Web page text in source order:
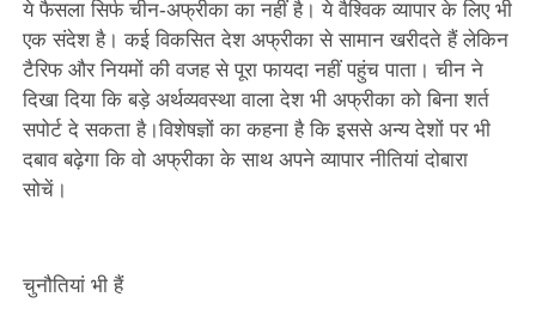
ये फैसला सिर्फ चीन-अफ्रीका का नहीं है। ये वैश्विक व्यापार के लिए भी
एक संदेश है। कई विकसित देश अफ्रीका से सामान खरीदते हैं लेकिन
टैरिफ और नियमों की वजह से पूरा फायदा नहीं पहुंच पाता। चीन ने
दिखा दिया कि बड़े अर्थव्यवस्था वाला देश भी अफ्रीका को बिना शर्त
सपोर्ट दे सकता है।विशेषज्ञों का कहना है कि इससे अन्य देशों पर भी
दबाव बढ़ेगा कि वो अफ्रीका के साथ अपने व्यापार नीतियां दोबारा
सोचें।
चुनौतियां भी हैं